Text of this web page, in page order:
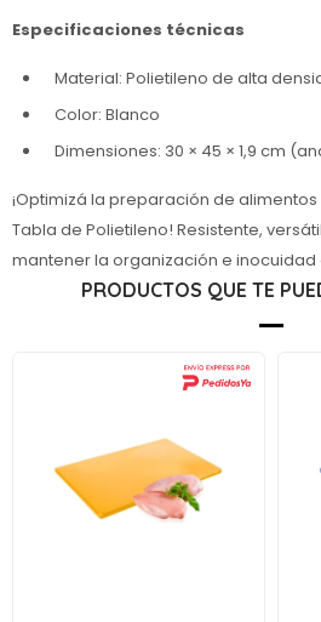
Especificaciones técnicas
Material: Polietileno de alta
Color: Blanco
Dimensiones: 30 × 45 × 1,9 cm
¡Optimizá la preparación de
Tabla de Polietileno! Resistente,
mantener la organización e
PRODUCTOS QUE TE